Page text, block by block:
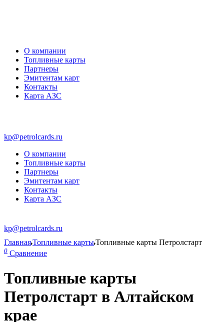
О компании
Топливные карты
Партнеры
Эмитентам карт
Контакты
Карта АЗС
kp@petrolcards.ru
О компании
Топливные карты
Партнеры
Эмитентам карт
Контакты
Карта АЗС
kp@petrolcards.ru
ГлавнаяТопливные картыТопливные карты Петролстарт
0 Сравнение
Топливные карты
Петролстарт в Алтайском
крае